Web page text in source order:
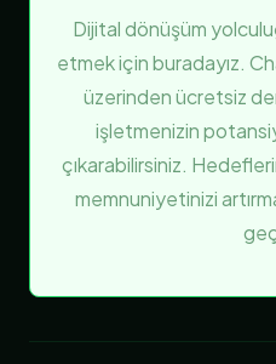
Dijital dönüşüm
etmek için buradayız.
üzerinden ücretsiz
işletmenizin
çıkarabilirsiniz.
memnuniyetinizi